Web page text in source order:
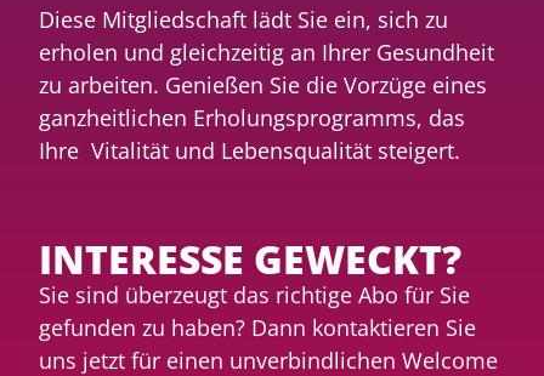
Diese Mitgliedschaft lädt Sie ein, sich zu
erholen und gleichzeitig an Ihrer Gesundheit
zu arbeiten. Genießen Sie die Vorzüge eines
ganzheitlichen Erholungsprogramms, das
Ihre Vitalität und Lebensqualität steigert.
INTERESSE GEWECKT?
Sie sind überzeugt das richtige Abo für Sie
gefunden zu haben? Dann kontaktieren Sie
uns jetzt für einen unverbindlichen Welcome